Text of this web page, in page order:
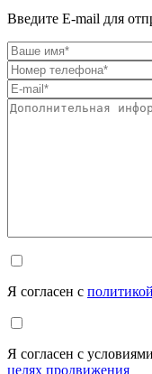
Введите E-mail для
Я согласен с
Я согласен с условиями
целях продвижения